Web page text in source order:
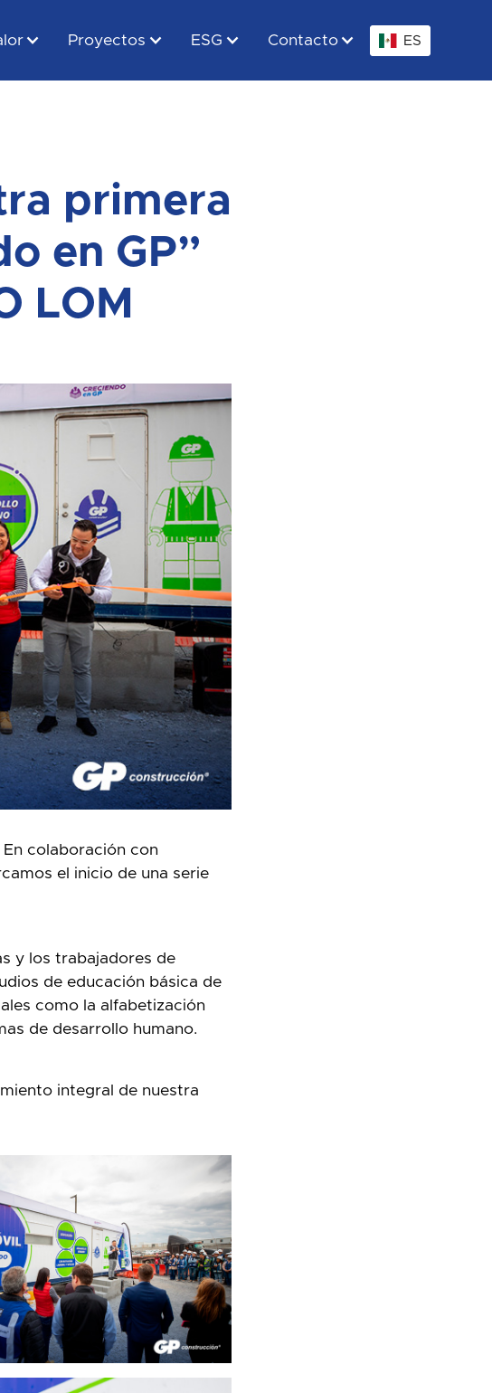
Proyectos ESG Contacto ES
primera
en GP”
LOM
En colaboración con
el inicio de una serie
y los trabajadores de
de educación básica de
como la alfabetización
de desarrollo humano.
integral de nuestra